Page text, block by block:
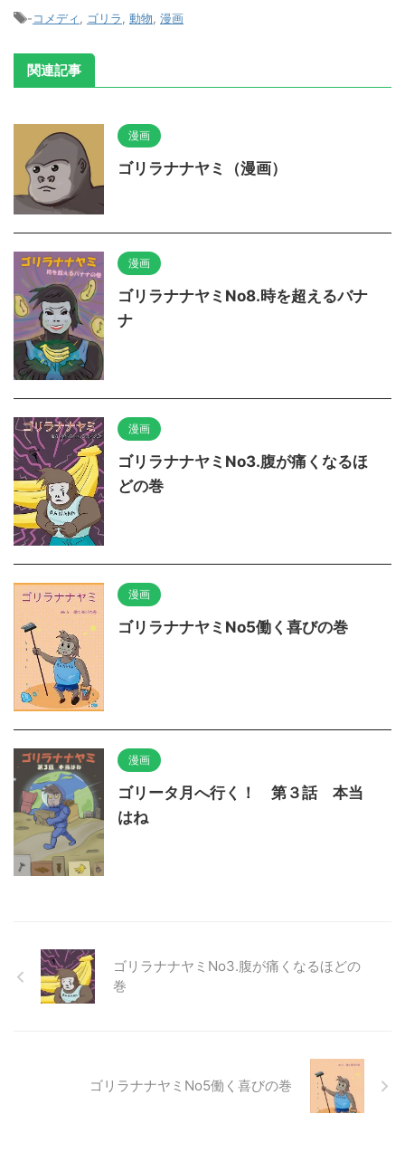
-コメディ, ゴリラ, 動物, 漫画
関連記事
漫画
ゴリラナナヤミ（漫画）
漫画
ゴリラナナヤミNo8.時を超えるバナ
ナ
漫画
ゴリラナナヤミNo3.腹が痛くなるほ
どの巻
漫画
ゴリラナナヤミNo5働く喜びの巻
漫画
ゴリータ月へ行く！ 第３話 本当
はね
ゴリラナナヤミNo3.腹が痛くなるほどの
巻
ゴリラナナヤミNo5働く喜びの巻